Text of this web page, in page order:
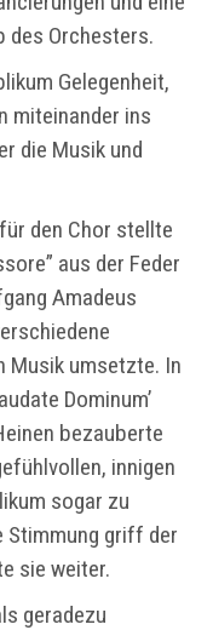
des Orchesters.
Gelegenheit,
miteinander ins
die Musik und
den Chor stellte
aus der Feder
Amadeus
Musik umsetzte. In
Dominum’
bezauberte
innigen
sogar zu
Stimmung griff der
sie weiter.
geradezu